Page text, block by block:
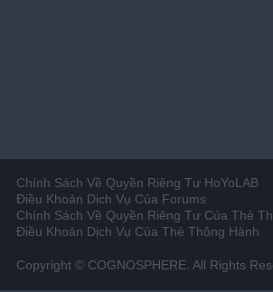
Chính Sách Về Quyền Riêng Tư HoYoLAB
Điều Khoản Dịch Vụ Của Forums
Chính Sách Về Quyền Riêng Tư Của Thẻ
Điều Khoản Dịch Vụ Của Thẻ Thông Hành
Copyright © COGNOSPHERE. All Rights